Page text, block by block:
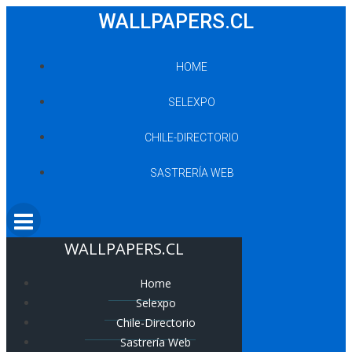
WALLPAPERS.CL
HOME
SELEXPO
CHILE-DIRECTORIO
SASTRERÍA WEB
WALLPAPERS.CL
Home
Selexpo
Chile-Directorio
Sastrería Web